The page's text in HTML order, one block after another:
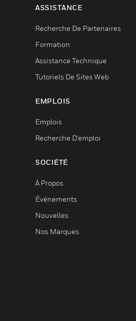
ASSISTANCE
Recherche De Partenaires
Formation
Assistance Technique
Tutoriels De Sites Web
EMPLOIS
Emplois
Recherche D'emploi
SOCIÉTÉ
À Propos
Événements
Nouvelles
Nos Marques